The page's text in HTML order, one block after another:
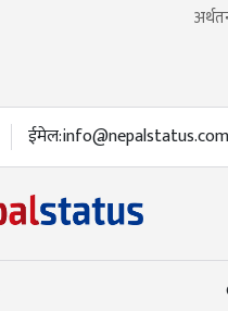
ईमेल:info@nepalstatus.com